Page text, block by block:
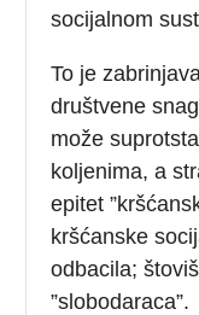
socijalnom
To je
društvene
može
koljenima, a
epitet
kršćanske
odbacila;
”slobodaraca”.